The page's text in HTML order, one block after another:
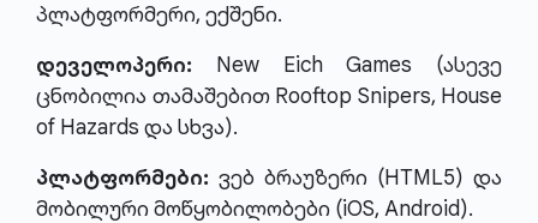
პლატფორმერი, ექშენი.
დეველოპერი: New Eich Games (ასევე
ცნობილია თამაშებით Rooftop Snipers, House
of Hazards და სხვა).
პლატფორმები: ვებ ბრაუზერი (HTML5) და
მობილური მოწყობილობები (iOS, Android).